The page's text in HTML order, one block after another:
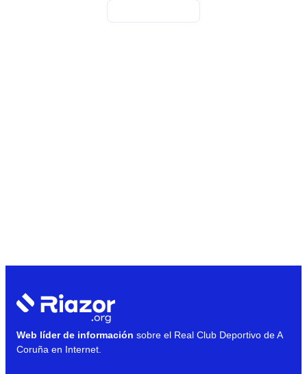
Web líder de información sobre el Real Club Deportivo de A
Coruña en Internet.